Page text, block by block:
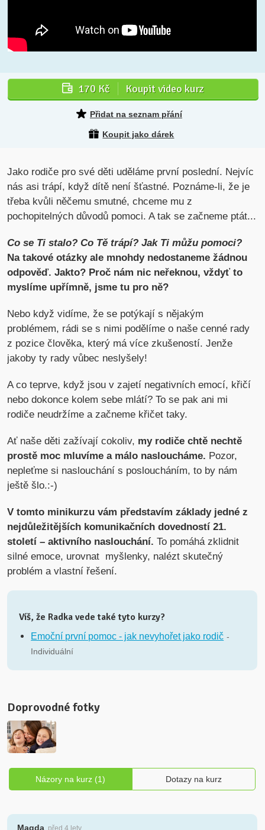
170 Kč Koupit video kurz
Přidat na seznam přání
Koupit jako dárek
Jako rodiče pro své děti uděláme první poslední. Nejvíc
nás asi trápí, když dítě není šťastné. Poznáme-li, že je
třeba kvůli něčemu smutné, chceme mu z
pochopitelných důvodů pomoci. A tak se začneme ptát...
Co se Ti stalo? Co Tě trápí? Jak Ti můžu pomoci?
Na takové otázky ale mnohdy nedostaneme žádnou
odpověď. Jakto? Proč nám nic neřeknou, vždyť to
myslíme upřímně, jsme tu pro ně?
Nebo když vidíme, že se potýkají s nějakým
problémem, rádi se s nimi podělíme o naše cenné rady
z pozice člověka, který má více zkušeností. Jenže
jakoby ty rady vůbec neslyšely!
A co teprve, když jsou v zajetí negativních emocí, křičí
nebo dokonce kolem sebe mlátí? To se pak ani mi
rodiče neudržíme a začneme křičet taky.
Ať naše děti zažívají cokoliv, my rodiče chtě nechtě
prostě moc mluvíme a málo nasloucháme. Pozor,
nepleťme si naslouchání s posloucháním, to by nám
ještě šlo.:-)
V tomto minikurzu vám představím základy jedné z
nejdůležitějších komunikačních dovedností 21.
století – aktivního naslouchání. To pomáhá zklidnit
silné emoce, urovnat myšlenky, nalézt skutečný
problém a vlastní řešení.
Víš, že Radka vede také tyto kurzy?
Emoční první pomoc - jak nevyhořet jako rodič -
Individuální
Doprovodné fotky
Názory na kurz (1) Dotazy na kurz
Magda, před 4 lety